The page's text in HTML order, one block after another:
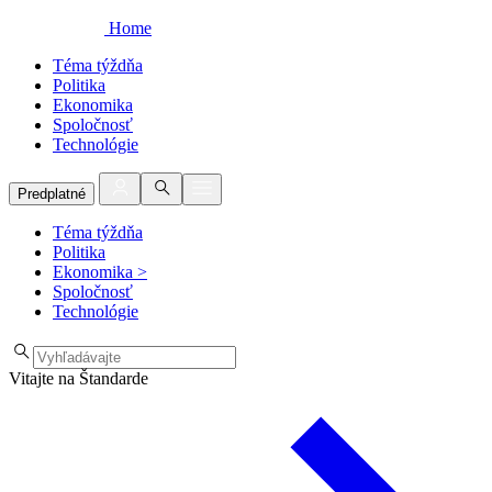
Home
Téma týždňa
Politika
Ekonomika
Spoločnosť
Technológie
Predplatné
Téma týždňa
Politika
Ekonomika >
Spoločnosť
Technológie
Vitajte na Štandarde